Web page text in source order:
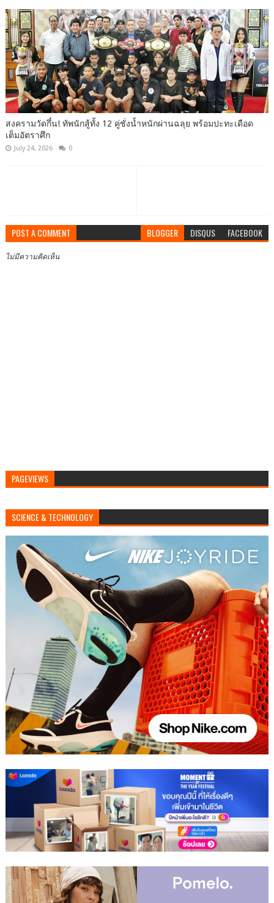
สงครามวัดกึ๋น! ทัพนักสู้ทั้ง 12 คู่ชั่งน้ำหนักผ่านฉลุย พร้อมปะทะเดือด
เต็มอัตราศึก
July 24, 2026 0
POST A COMMENT BLOGGER DISQUS FACEBOOK
ไม่มีความคิดเห็น
PAGEVIEWS
SCIENCE & TECHNOLOGY